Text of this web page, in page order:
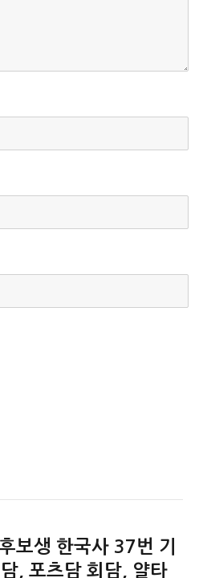
보생 한국사 37번 기
, 포츠담 회담, 얄타